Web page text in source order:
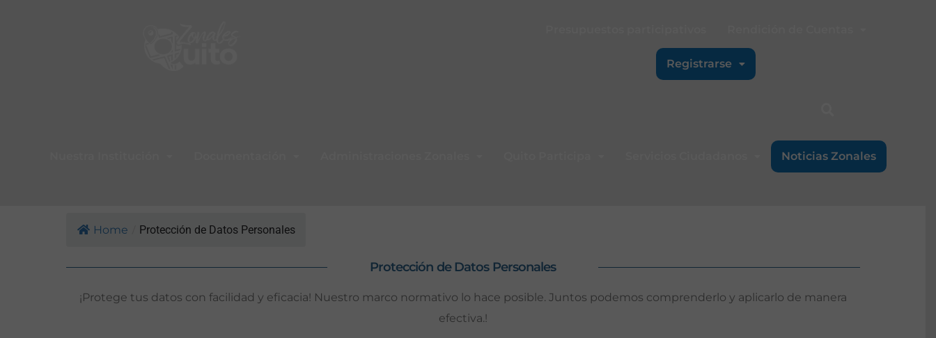
Registrarse
Noticias Zonales
Home Protección de Datos Personales
Protección de Datos Personales
¡Protege tus datos con facilidad y eficacia! Nuestro marco normativo lo hace posible. Juntos podemos comprenderlo y aplicarlo de manera
efectiva.!